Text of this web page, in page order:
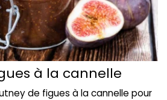
à la cannelle
de figues à la cannelle pour